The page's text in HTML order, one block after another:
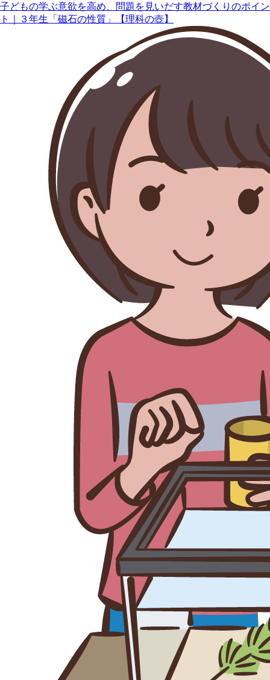
子どもの学ぶ意欲を高め、問題を見いだす教材づくりのポイン
ト｜３年生「磁石の性質」【理科の壺】